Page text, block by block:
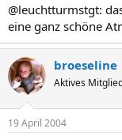
@leuchtturmstgt:
eine ganz schöne
broeseline
Aktives
19 April 2004